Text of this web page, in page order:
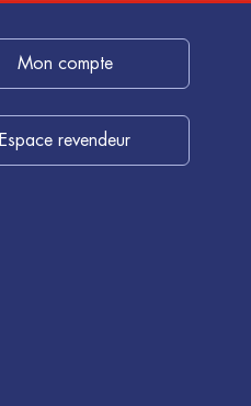
Mon compte
Espace revendeur